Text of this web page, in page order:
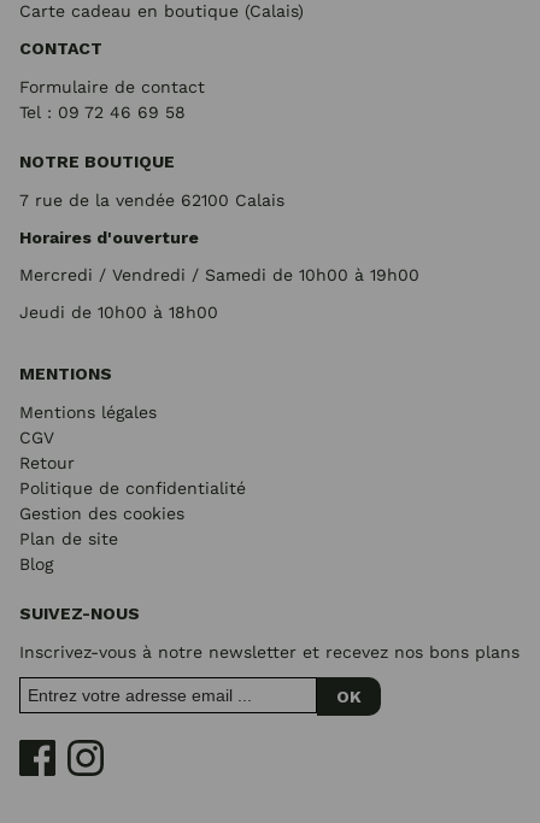
Carte cadeau en boutique (Calais)
CONTACT
Formulaire de contact
Tel : 09 72 46 69 58
NOTRE BOUTIQUE
7 rue de la vendée 62100 Calais
Horaires d'ouverture
Mercredi / Vendredi / Samedi de 10h00 à 19h00
Jeudi de 10h00 à 18h00
MENTIONS
Mentions légales
CGV
Retour
Politique de confidentialité
Gestion des cookies
Plan de site
Blog
SUIVEZ-NOUS
Inscrivez-vous à notre newsletter et recevez nos bons plans
OK